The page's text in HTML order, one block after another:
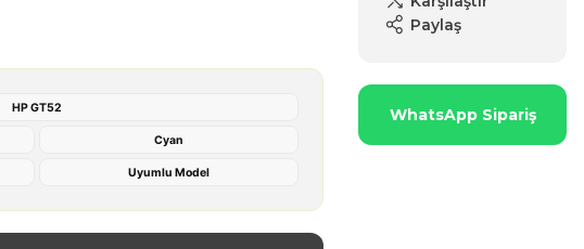
HP GT52
Cyan
Uyumlu Model
Paylaş
WhatsApp Sipariş